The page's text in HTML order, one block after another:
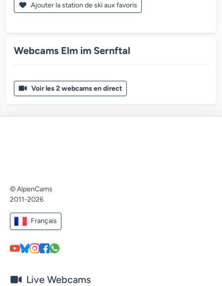
Ajouter la station de ski aux favoris
Webcams Elm im Sernftal
Voir les 2 webcams en direct
© AlpenCams
2011-2026
Français
Live Webcams